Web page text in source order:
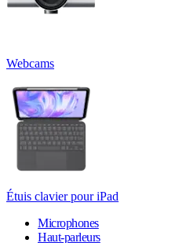
Webcams
Étuis clavier pour iPad
Microphones
Haut-parleurs